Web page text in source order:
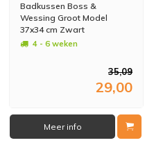
Badkussen Boss &
Wessing Groot Model
37x34 cm Zwart
4 - 6 weken
35,09
29,00
Meer info